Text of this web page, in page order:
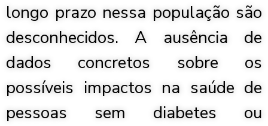
longo prazo nessa população são
desconhecidos. A ausência de
dados concretos sobre os
possíveis impactos na saúde de
pessoas sem diabetes ou